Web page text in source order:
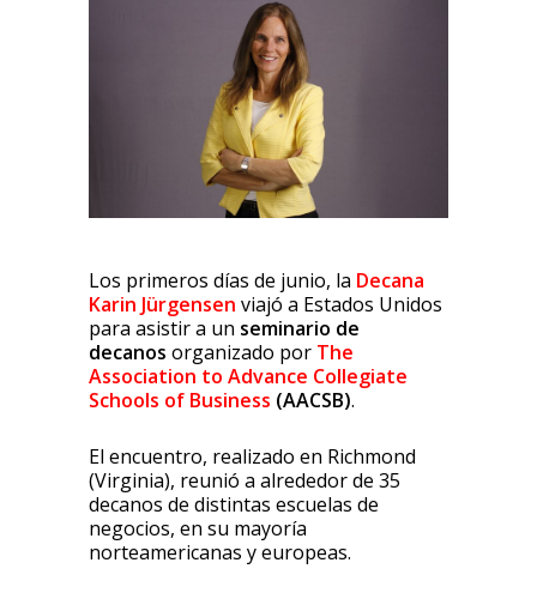
Los primeros días de junio, la Decana
Karin Jürgensen viajó a Estados Unidos
para asistir a un seminario de
decanos organizado por The
Association to Advance Collegiate
Schools of Business (AACSB).
El encuentro, realizado en Richmond
(Virginia), reunió a alrededor de 35
decanos de distintas escuelas de
negocios, en su mayoría
norteamericanas y europeas.